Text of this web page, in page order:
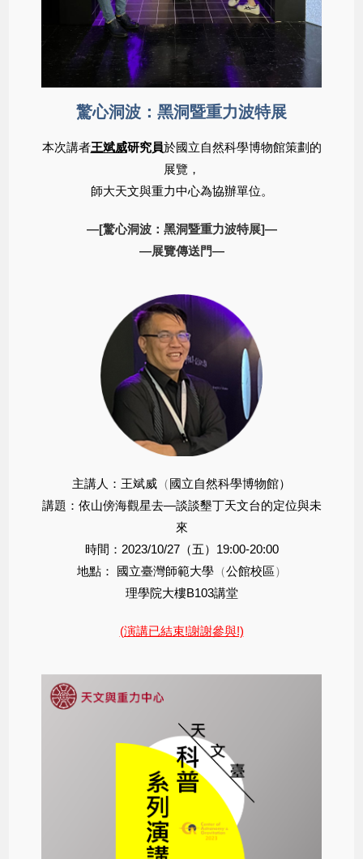
驚心洞波：黑洞暨重力波特展
本次講者王斌威研究員於國立自然科學博物館策劃的
展覽，
師大天文與重力中心為協辦單位。
—[驚心洞波：黑洞暨重力波特展]—
—展覽傳送門—
主講人：王斌威 （國立自然科學博物館）
講題：依山傍海觀星去—談談墾丁天文台的定位與未
來
時間：2023/10/27（五）19:00-20:00
地點： 國立臺灣師範大學（公館校區）
理學院大樓B103講堂
(演講已結束!謝謝參與!)